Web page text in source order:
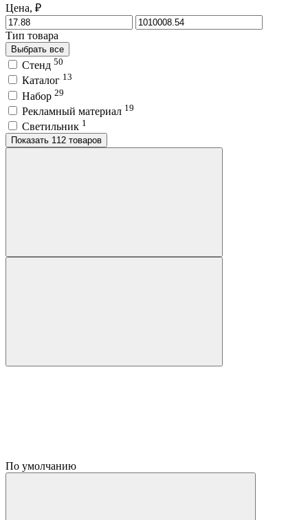
Цена, ₽
Тип товара
Выбрать все
Стенд 50
Каталог 13
Набор 29
Рекламный материал 19
Светильник 1
Показать 112 товаров
По умолчанию